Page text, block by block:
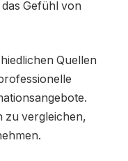
Gefühl von
Quellen
zu vergleichen,